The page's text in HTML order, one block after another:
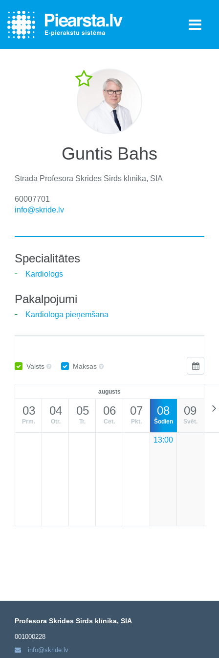
Guntis Bahs
Strādā Profesora Skrides Sirds klīnika, SIA
60007701
info@skride.lv
Specialitātes
Kardiologs
Pakalpojumi
Kardiologa pieņemšana
Valsts Maksas
augusts
03
Prm.
04
Otr.
05
Tr.
06
Cet.
07
Pkt.
08
Šodien
13:00
09
Svēt.
Profesora Skrides Sirds klīnika, SIA
001000228
info@skride.lv